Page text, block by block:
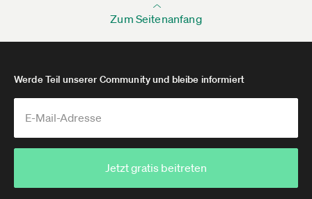
Zum Seitenanfang
Werde Teil unserer Community und bleibe informiert
Jetzt gratis beitreten